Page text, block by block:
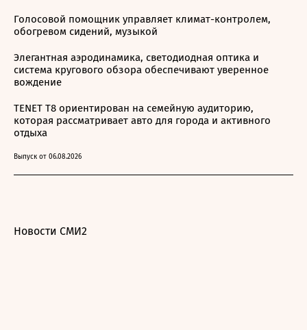
Голосовой помощник управляет климат-контролем,
обогревом сидений, музыкой
Элегантная аэродинамика, светодиодная оптика и
система кругового обзора обеспечивают уверенное
вождение
TENET T8 ориентирован на семейную аудиторию,
которая рассматривает авто для города и активного
отдыха
Выпуск от 06.08.2026
Новости СМИ2